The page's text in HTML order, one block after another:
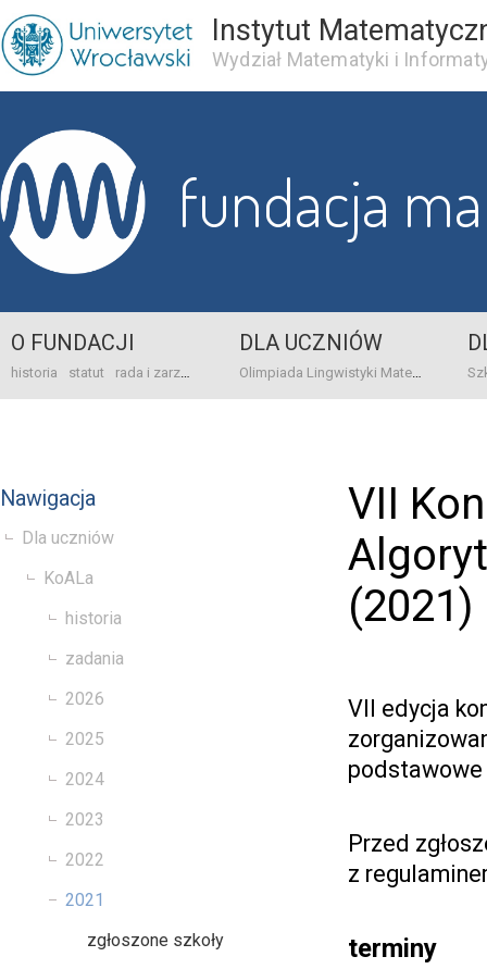
Instytut
Wydział Matematyki i
fundacja
O FUNDACJI
historia statut rada i zarząd dane bankowo-adresowe kontakt
DLA UCZNIÓW
Olimpiada Lingwistyki Matematycznej
Nawigacja
Dla uczniów
KoALa
historia
zadania
2026
2025
2024
2023
2022
2021
zgłoszone szkoły
VII
(2021)
VII edycja
Przed
z
terminy